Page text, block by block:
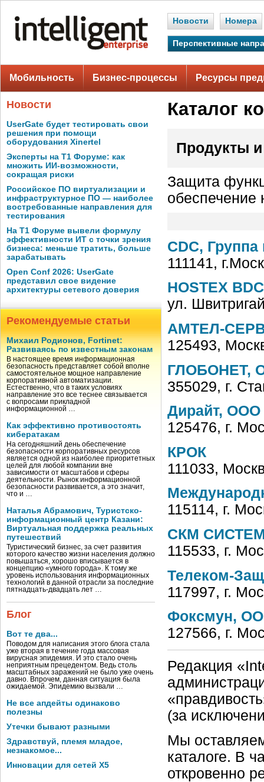
Новости Номера
Перспективные
Мобильность Бизнес-процессы Ресурсы
Новости
UserGate будет тестировать свои
решения при помощи
оборудования Xinertel
Эксперты на Т1 Форуме: как
множить ИИ-возможности,
сокращая риски
Российское ПО виртуализации и
инфраструктурное ПО — наиболее
востребованные направления для
тестирования
На Т1 Форуме вывели формулу
эффективности ИТ с точки зрения
бизнеса: меньше тратить, больше
зарабатывать
Open Conf 2026: UserGate
представил свое видение
архитектуры сетевого доверия
Рекомендуемые статьи
Михаил Родионов, Fortinet:
Развиваясь по известным законам
В настоящее время информационная
безопасность представляет собой вполне
самостоятельное мощное направление
корпоративной автоматизации.
Естественно, что в таких условиях
направление это все теснее связывается
с вопросами прикладной
информационной …
Как эффективно противостоять
кибератакам
На сегодняшний день обеспечение
безопасности корпоративных ресурсов
является одной из наиболее приоритетных
целей для любой компании вне
зависимости от масштабов и сферы
деятельности. Рынок информационной
безопасности развивается, а это значит,
что и …
Наталья Абрамович, Туристско-
информационный центр Казани:
Виртуальная поддержка реальных
путешествий
Туристический бизнес, за счет развития
которого качество жизни населения должно
повышаться, хорошо вписывается в
концепцию «умного города». К тому же
уровень использования информационных
технологий в данной отрасли за последние
пятнадцать-двадцать лет …
Блог
Вот те два...
Поводом для написания этого блога стала
уже вторая в течение года массовая
вирусная эпидемия. И это стало очень
неприятным прецедентом. Ведь столь
масштабных заражений не было уже очень
давно. Впрочем, данная ситуация была
ожидаемой. Эпидемию вызвали …
Не все апдейты одинаково
полезны
Утечки бывают разными
Здравствуй, племя младое,
незнакомое...
Инновации для сетей X5
Каталог
Продукты
Защита
обеспечение
CDC,
111141,
HOSTEX BDC
ул.
АМТЕЛ-
125493,
ГЛОБОНЕТ,
355029, г.
Дирайт, ООО
125476, г.
КРОК
111033,
115114, г.
СКМ
115533, г.
Телеком-
117997, г.
Фоксмун,
127566, г.
Редакция
(за
Мы
каталоге. В
откровенно